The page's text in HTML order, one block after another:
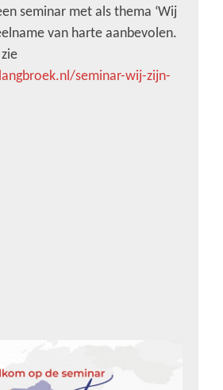
seminar met als thema ‘Wij
van harte aanbevolen.
seminar-wij-zijn-